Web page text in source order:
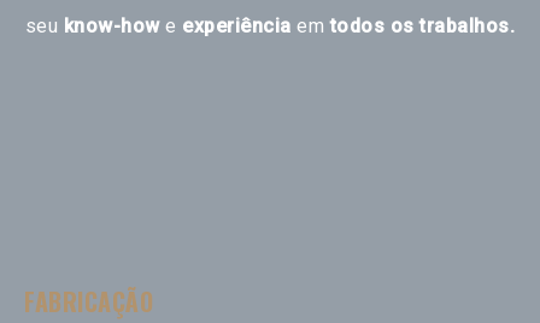
seu know-howe experiência emtodos os trabalhos.
FABRICAÇÃO